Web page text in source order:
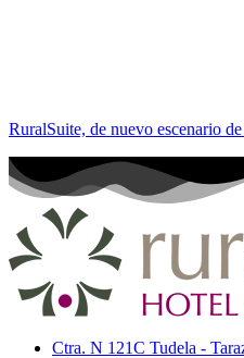
RuralSuite, de nuevo escenario
Ctra. N 121C Tudela -